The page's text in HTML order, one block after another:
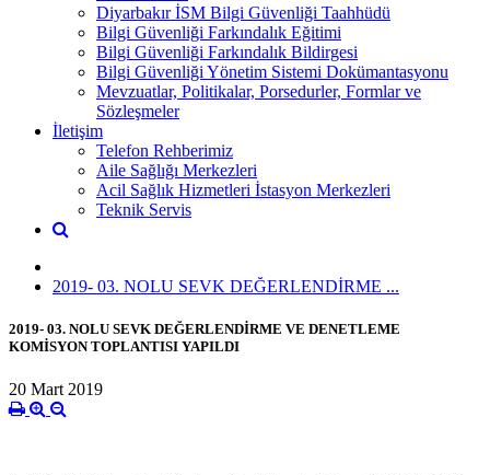
Diyarbakır İSM Bilgi Güvenliği Taahhüdü
Bilgi Güvenliği Farkındalık Eğitimi
Bilgi Güvenliği Farkındalık Bildirgesi
Bilgi Güvenliği Yönetim Sistemi Dokümantasyonu
Mevzuatlar, Politikalar, Porsedurler, Formlar ve
Sözleşmeler
İletişim
Telefon Rehberimiz
Aile Sağlığı Merkezleri
Acil Sağlık Hizmetleri İstasyon Merkezleri
Teknik Servis
2019- 03. NOLU SEVK DEĞERLENDİRME ...
2019- 03. NOLU SEVK DEĞERLENDİRME VE DENETLEME
KOMİSYON TOPLANTISI YAPILDI
20 Mart 2019